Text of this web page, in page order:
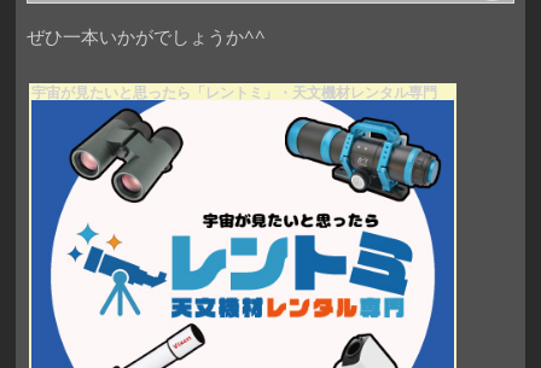
ぜひ一本いかがでしょうか^^
宇宙が見たいと思ったら「レントミ」・天文機材レンタル専門